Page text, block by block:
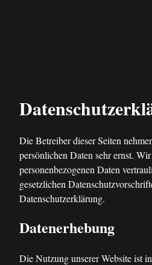
Die Betreiber dieser Seiten
persönlichen Daten sehr ernst.
personenbezogenen Daten
gesetzlichen
Datenschutzerklärung.
Datenerhebung
Die Nutzung unserer Website ist